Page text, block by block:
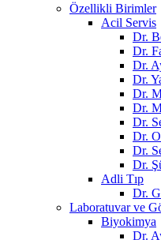
Özellikli Birimler
Acil Servis
Dr.
Dr.
Dr.
Dr.
Dr.
Dr.
Dr.
Dr.
Dr.
Dr.
Adli Tıp
Dr.
Laboratuvar ve
Biyokimya
Dr.